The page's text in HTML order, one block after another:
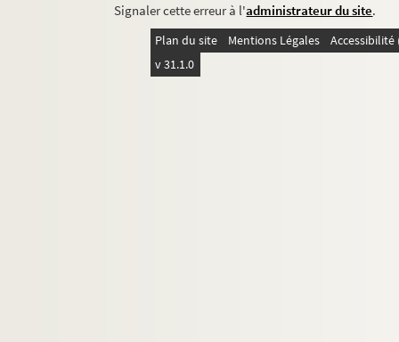
Signaler cette erreur à l'administrateur du site.
Plan du site Mentions Légales
v 31.1.0